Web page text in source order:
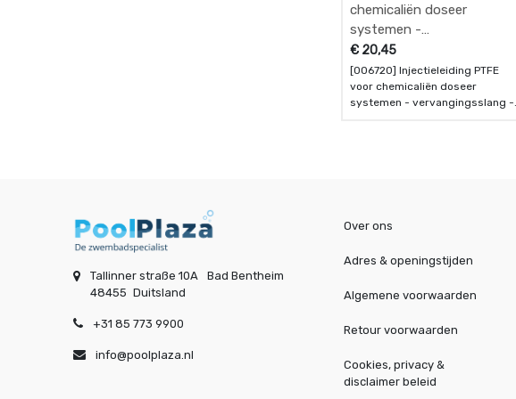
chemicaliën doseer
systemen -
vervangingsslang - per
meter - Bayrol - 4x6mm
€ 20,45
[006720] Injectieleiding PTFE
voor chemicaliën doseer
systemen - vervangingsslang -
Tallinner straße 10A
Bad Bentheim
48455 Duitsland
+31 85 773 9900
info@poolplaza.nl
Over ons
Adres & openingstijden
Algemene voorwaarden
Retour voorwaarden
Cookies, privacy &
disclaimer beleid